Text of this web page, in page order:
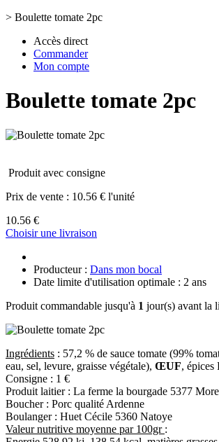
> Boulette tomate 2pc
Accès direct
Commander
Mon compte
Boulette tomate 2pc
Produit avec consigne
Prix de vente : 10.56 € l'unité
10.56 €
Choisir une livraison
Producteur : Dans mon bocal
Date limite d'utilisation optimale : 2 ans
Produit commandable jusqu'à 1 jour(s) avant la
Ingrédients : 57,2 % de sauce tomate (99%
eau, sel, levure, graisse végétale), ŒUF, épices
Consigne : 1 €
Produit laitier : La ferme la bourgade 5377
Boucher : Porc qualité Ardenne
Boulanger : Huet Cécile 5360 Natoye
Valeur nutritive moyenne par 100gr :